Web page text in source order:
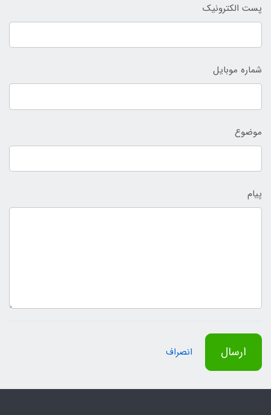
پست الکترونیک
شماره موبایل
موضوع
پیام
ارسال انصراف